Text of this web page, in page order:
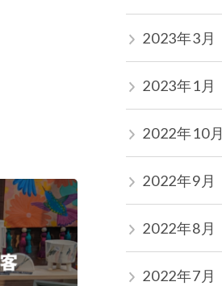
2023年3月
2023年1月
2022年10月
2022年9月
2022年8月
2022年7月